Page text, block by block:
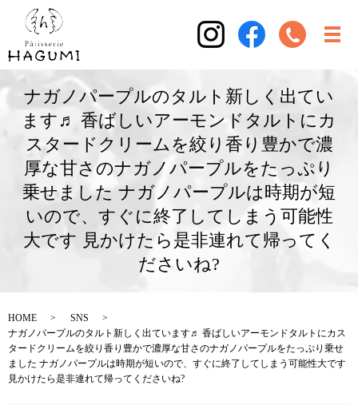
ナガノパープルのタルト新しく出てい
ます♬ 香ばしいアーモンドタルトにカ
スタードクリームを絞り香り豊かで濃
厚な甘さのナガノパープルをたっぷり
乗せました ナガノパープルは時期が短
いので、すぐに終了してしまう可能性
大です 見かけたら是非連れて帰ってく
ださいね?
HOME
SNS
ナガノパープルのタルト新しく出ています♬ 香ばしいアーモンドタルトにカス
タードクリームを絞り香り豊かで濃厚な甘さのナガノパープルをたっぷり乗せ
ました ナガノパープルは時期が短いので、すぐに終了してしまう可能性大です
見かけたら是非連れて帰ってくださいね?